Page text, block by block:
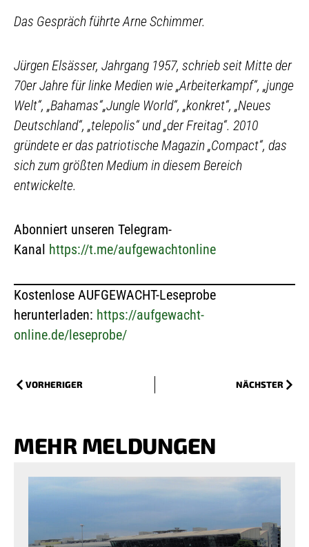
Das Gespräch führte Arne Schimmer.
Jürgen Elsässer, Jahrgang 1957, schrieb seit Mitte der
70er Jahre für linke Medien wie „Arbeiterkampf“, „junge
Welt“, „Bahamas“„Jungle World“, „konkret“, „Neues
Deutschland“, „telepolis“ und „der Freitag“. 2010
gründete er das patriotische Magazin „Compact“, das
sich zum größten Medium in diesem Bereich
entwickelte.
Abonniert unseren Telegram-
Kanal https://t.me/aufgewachtonline
Kostenlose AUFGEWACHT-Leseprobe
herunterladen: https://aufgewacht-
online.de/leseprobe/
VORHERIGER NÄCHSTER
MEHR MELDUNGEN